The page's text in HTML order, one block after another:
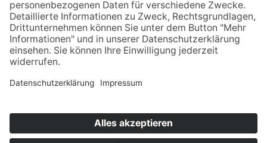
Datenschutz Impressum AGB's